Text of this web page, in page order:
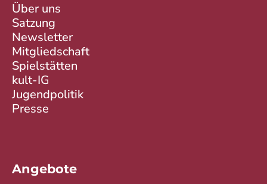
Über uns
Satzung
Newsletter
Mitgliedschaft
Spielstätten
kult-IG
Jugendpolitik
Presse
Angebote